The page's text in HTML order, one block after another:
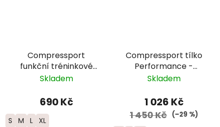
Compressport
funkční tréninkové
tričko „Nature
Skladem
690 Kč
S M L XL
Compressport tílko
Performance -
pánské - žluté
Skladem
1 026 Kč
1 450 Kč (–29 %)